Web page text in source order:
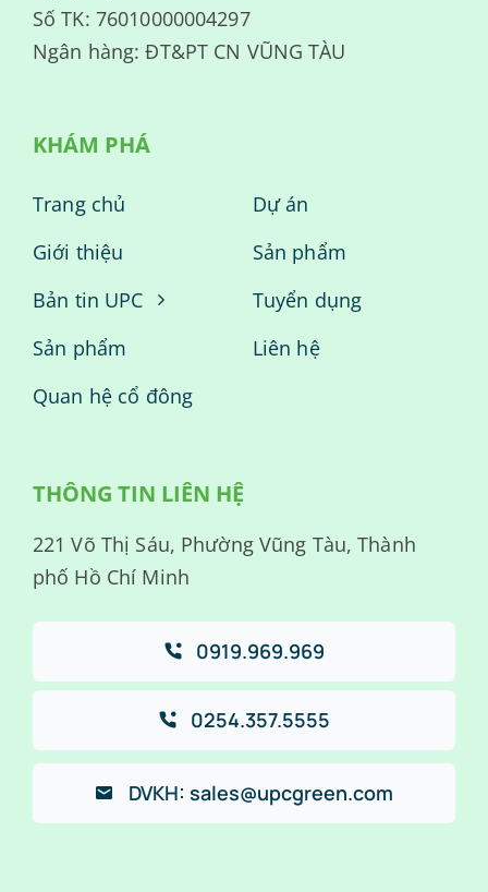
Số TK: 76010000004297
Ngân hàng: ĐT&PT CN VŨNG TÀU
KHÁM PHÁ
Trang chủ
Giới thiệu
Bản tin UPC
Sản phẩm
Quan hệ cổ đông
Dự án
Sản phẩm
Tuyển dụng
Liên hệ
THÔNG TIN LIÊN HỆ
221 Võ Thị Sáu, Phường Vũng Tàu, Thành
phố Hồ Chí Minh
0919.969.969
0254.357.5555
DVKH: sales@upcgreen.com